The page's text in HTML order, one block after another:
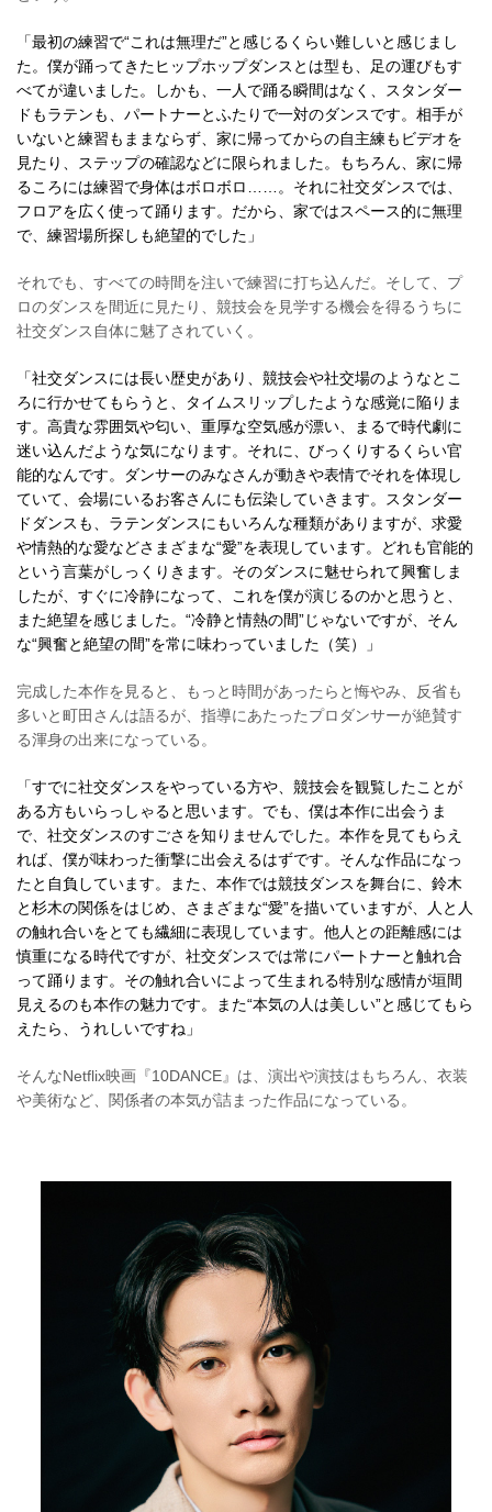
「最初の練習で“これは無理だ”と感じるくらい難しいと感じまし
た。僕が踊ってきたヒップホップダンスとは型も、足の運びもす
べてが違いました。しかも、一人で踊る瞬間はなく、スタンダー
ドもラテンも、パートナーとふたりで一対のダンスです。相手が
いないと練習もままならず、家に帰ってからの自主練もビデオを
見たり、ステップの確認などに限られました。もちろん、家に帰
るころには練習で身体はボロボロ……。それに社交ダンスでは、
フロアを広く使って踊ります。だから、家ではスペース的に無理
で、練習場所探しも絶望的でした」
それでも、すべての時間を注いで練習に打ち込んだ。そして、プ
ロのダンスを間近に見たり、競技会を見学する機会を得るうちに
社交ダンス自体に魅了されていく。
「社交ダンスには長い歴史があり、競技会や社交場のようなとこ
ろに行かせてもらうと、タイムスリップしたような感覚に陥りま
す。高貴な雰囲気や匂い、重厚な空気感が漂い、まるで時代劇に
迷い込んだような気になります。それに、びっくりするくらい官
能的なんです。ダンサーのみなさんが動きや表情でそれを体現し
ていて、会場にいるお客さんにも伝染していきます。スタンダー
ドダンスも、ラテンダンスにもいろんな種類がありますが、求愛
や情熱的な愛などさまざまな“愛”を表現しています。どれも官能的
という言葉がしっくりきます。そのダンスに魅せられて興奮しま
したが、すぐに冷静になって、これを僕が演じるのかと思うと、
また絶望を感じました。“冷静と情熱の間”じゃないですが、そん
な“興奮と絶望の間”を常に味わっていました（笑）」
完成した本作を見ると、もっと時間があったらと悔やみ、反省も
多いと町田さんは語るが、指導にあたったプロダンサーが絶賛す
る渾身の出来になっている。
「すでに社交ダンスをやっている方や、競技会を観覧したことが
ある方もいらっしゃると思います。でも、僕は本作に出会うま
で、社交ダンスのすごさを知りませんでした。本作を見てもらえ
れば、僕が味わった衝撃に出会えるはずです。そんな作品になっ
たと自負しています。また、本作では競技ダンスを舞台に、鈴木
と杉木の関係をはじめ、さまざまな“愛”を描いていますが、人と人
の触れ合いをとても繊細に表現しています。他人との距離感には
慎重になる時代ですが、社交ダンスでは常にパートナーと触れ合
って踊ります。その触れ合いによって生まれる特別な感情が垣間
見えるのも本作の魅力です。また“本気の人は美しい”と感じてもら
えたら、うれしいですね」
そんなNetflix映画『10DANCE』は、演出や演技はもちろん、衣装
や美術など、関係者の本気が詰まった作品になっている。